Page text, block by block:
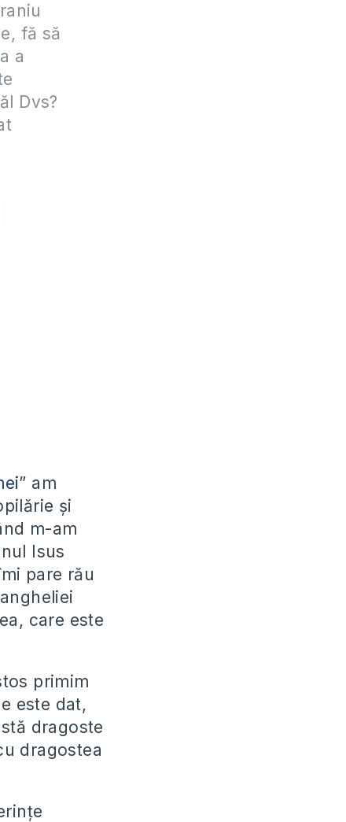
fă să
a
Dvs?
” am
și
m-am
Isus
pare rău
care este
primim
este dat,
dragoste
dragostea